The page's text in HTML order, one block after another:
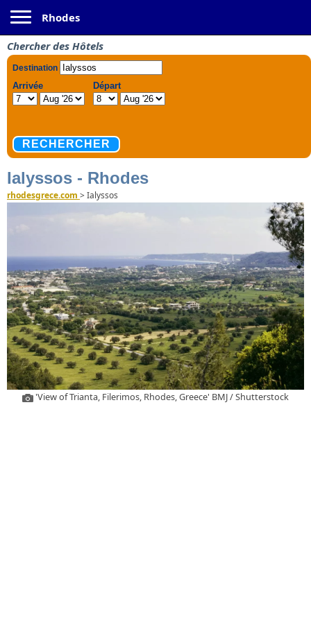
Rhodes
Chercher des Hôtels
Ialyssos - Rhodes
rhodesgrece.com >Ialyssos
'View of Trianta, Filerimos, Rhodes, Greece' BMJ / Shutterstock